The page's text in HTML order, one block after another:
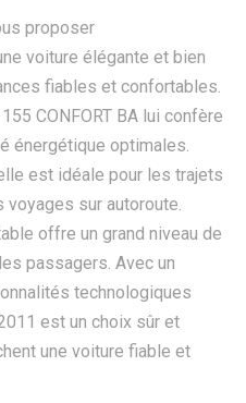
proposer
voiture élégante et bien
fiables et confortables.
CONFORT BA lui confère
énergétique optimales.
est idéale pour les trajets
sur autoroute.
offre un grand niveau de
passagers. Avec un
technologiques
est un choix sûr et
une voiture fiable et